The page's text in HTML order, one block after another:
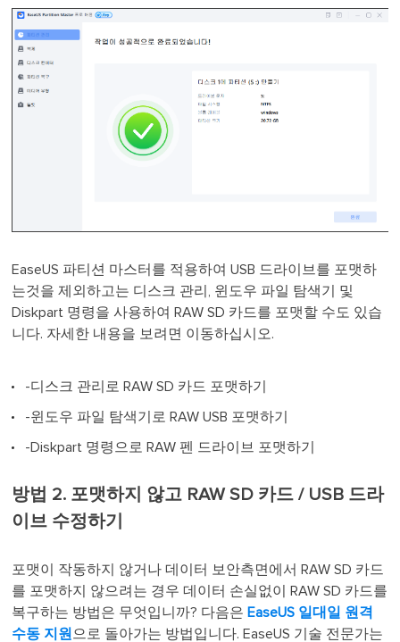
EaseUS 파티션 마스터를 적용하여 USB 드라이브를 포맷하
는것을 제외하고는 디스크 관리, 윈도우 파일 탐색기 및
Diskpart 명령을 사용하여 RAW SD 카드를 포맷할 수도 있습
니다. 자세한 내용을 보려면 이동하십시오.
-디스크 관리로 RAW SD 카드 포맷하기
-윈도우 파일 탐색기로 RAW USB 포맷하기
-Diskpart 명령으로 RAW 펜 드라이브 포맷하기
방법 2. 포맷하지 않고 RAW SD 카드 / USB 드라
이브 수정하기
포맷이 작동하지 않거나 데이터 보안측면에서 RAW SD 카드
를 포맷하지 않으려는 경우 데이터 손실없이 RAW SD 카드를
복구하는 방법은 무엇입니까? 다음은 EaseUS 일대일 원격
수동 지원 으로 돌아가는 방법입니다. EaseUS 기술 전문가는